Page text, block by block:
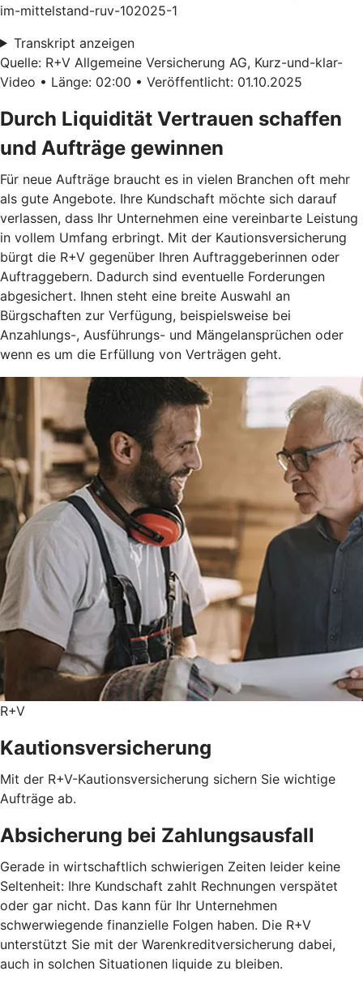
im-mittelstand-ruv-102025-1
Transkript anzeigen
Quelle: R+V Allgemeine Versicherung AG, Kurz-und-klar-
Video • Länge: 02:00 • Veröffentlicht: 01.10.2025
Durch Liquidität Vertrauen schaffen
und Aufträge gewinnen
Für neue Aufträge braucht es in vielen Branchen oft mehr
als gute Angebote. Ihre Kundschaft möchte sich darauf
verlassen, dass Ihr Unternehmen eine vereinbarte Leistung
in vollem Umfang erbringt. Mit der Kautionsversicherung
bürgt die R+V gegenüber Ihren Auftraggeberinnen oder
Auftraggebern. Dadurch sind eventuelle Forderungen
abgesichert. Ihnen steht eine breite Auswahl an
Bürgschaften zur Verfügung, beispielsweise bei
Anzahlungs-, Ausführungs- und Mängelansprüchen oder
wenn es um die Erfüllung von Verträgen geht.
R+V
Kautionsversicherung
Mit der R+V-Kautionsversicherung sichern Sie wichtige
Aufträge ab.
Absicherung bei Zahlungsausfall
Gerade in wirtschaftlich schwierigen Zeiten leider keine
Seltenheit: Ihre Kundschaft zahlt Rechnungen verspätet
oder gar nicht. Das kann für Ihr Unternehmen
schwerwiegende finanzielle Folgen haben. Die R+V
unterstützt Sie mit der Warenkreditversicherung dabei,
auch in solchen Situationen liquide zu bleiben.